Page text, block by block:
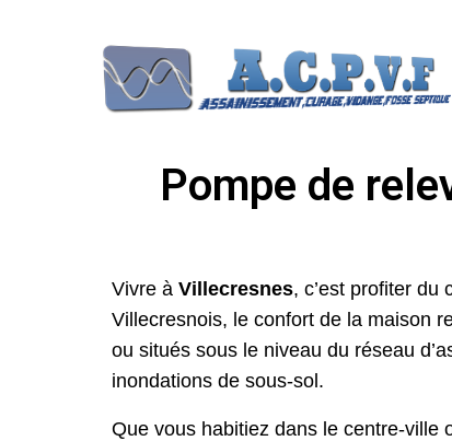
Pompe de
Vivre à Villecresnes, c’est profiter
Villecresnois, le confort de la maison
ou situés sous le niveau du réseau
inondations de sous-sol.
Que vous habitiez dans le centre-ville